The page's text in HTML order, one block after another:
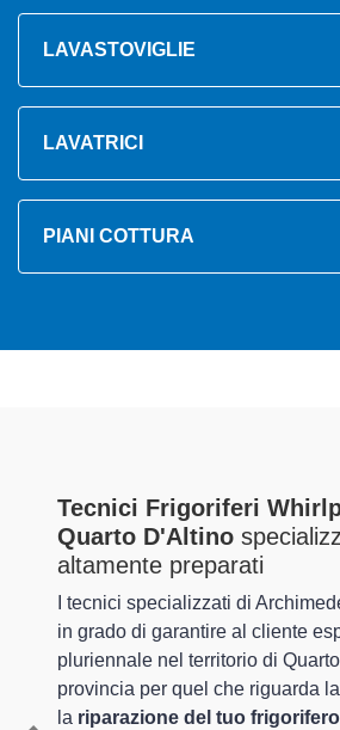
LAVASTOVIGLIE
LAVATRICI
PIANI COTTURA
Tecnici Frigoriferi
Quarto D'Altino
altamente preparati
I tecnici specializzati di
in grado di garantire al cliente
pluriennale nel territorio di
provincia per quel che riguarda
la riparazione del tuo